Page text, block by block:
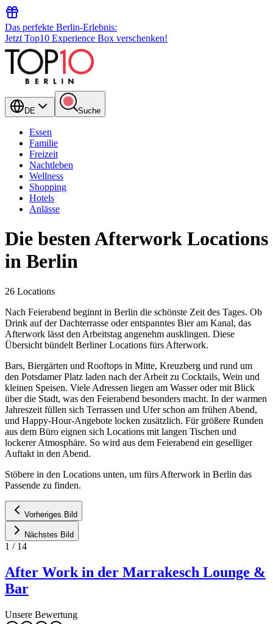
Das perfekte Berlin-Erlebnis:
Jetzt Top10 Experience Box verschenken!
DE Suche
Essen
Familie
Freizeit
Nachtleben
Wellness
Shopping
Hotels
Anlässe
Die besten Afterwork Locations
in Berlin
26 Locations
Nach Feierabend beginnt in Berlin die schönste Zeit des Tages. Ob
Drink auf der Dachterrasse oder entspanntes Bier am Kanal, das
Afterwork lässt den Arbeitstag angenehm ausklingen. Diese
Übersicht bündelt Berliner Locations fürs Afterwork.
Bars, Biergärten und Rooftops in Mitte, Kreuzberg und rund um
den Potsdamer Platz laden nach der Arbeit zu Cocktails, Wein und
kleinen Speisen. Viele Adressen liegen am Wasser oder mit Blick
über die Stadt, was den Feierabend besonders macht. In der warmen
Jahreszeit füllen sich Terrassen und Ufer schon am frühen Abend,
und Happy-Hour-Angebote locken zusätzlich. Für größere Runden
aus dem Büro eignen sich Locations mit langen Tischen und
lockerer Atmosphäre. So wird aus dem Feierabend ein geselliger
Auftakt in den Abend.
Stöbere in den Locations unten, um fürs Afterwork in Berlin das
Passende zu finden.
Vorheriges Bild
Nächstes Bild
1 / 14
After Work in der Marrakesch Lounge &
Bar
Unsere Bewertung